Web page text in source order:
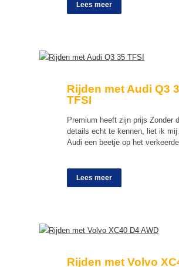
Lees meer
Rijden met Audi Q3
TFSI
Premium heeft zijn prijs Zonder
details echt te kennen, liet ik mij
Audi een beetje op het
Lees meer
Rijden met Volvo